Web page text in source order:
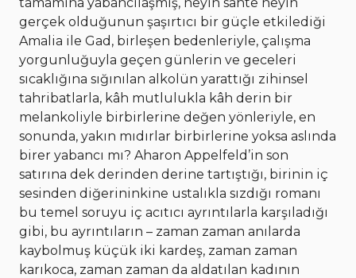
gerçek olduğunun şaşırtıcı bir güçle etkilediği
Amalia ile Gad, birleşen bedenleriyle, çalışma
yorgunluğuyla geçen günlerin ve geceleri
sıcaklığına sığınılan alkolün yarattığı zihinsel
tahribatlarla, kâh mutlulukla kâh derin bir
melankoliyle birbirlerine değen yönleriyle, en
sonunda, yakın mıdırlar birbirlerine yoksa aslında
birer yabancı mı? Aharon Appelfeld’in son
satırına dek derinden derine tartıştığı, birinin iç
sesinden diğerininkine ustalıkla sızdığı romanı
bu temel soruyu iç acıtıcı ayrıntılarla karşıladığı
gibi, bu ayrıntıların – zaman zaman anılarda
kaybolmuş küçük iki kardeş, zaman zaman
karıkoca, zaman zaman da aldatılan kadının